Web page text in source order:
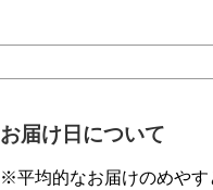
お届け日について
※平均的なお届けのめやす